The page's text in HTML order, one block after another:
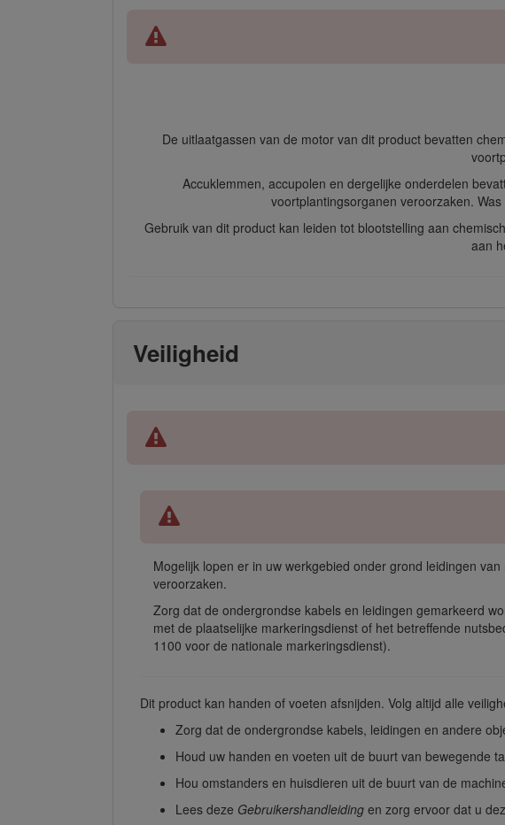
De uitlaatgassen van de motor van dit product bevatten
Accuklemmen, accupolen en dergelijke onderdelen
voortplantingsorganen veroorzaken.
Gebruik van dit product kan leiden tot blootstelling aan
aan
Veiligheid
Mogelijk lopen er in uw werkgebied onder grond leidingen
veroorzaken.
Zorg dat de ondergrondse kabels en leidingen gemarkeerd
met de plaatselijke markeringsdienst of het betreffende
1100 voor de nationale markeringsdienst).
Dit product kan handen of voeten afsnijden. Volg altijd alle
Zorg dat de ondergrondse kabels, leidingen en andere
Houd uw handen en voeten uit de buurt van bewegende
Hou omstanders en huisdieren uit de buurt van de
Lees deze Gebruikershandleiding en zorg ervoor dat u